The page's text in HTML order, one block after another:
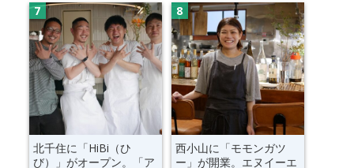
北千住に「HiBi（ひ
び）」がオープン。「ア
西小山に「モモンガツ
ー」が開業。エヌイーエ